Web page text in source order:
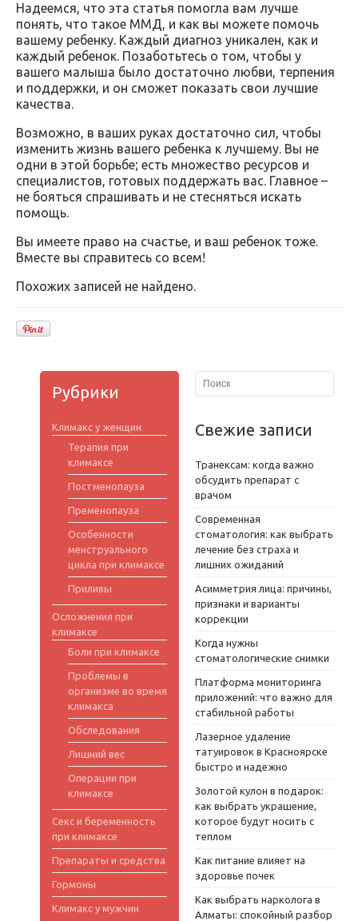
Надеемся, что эта статья помогла вам лучше
понять, что такое ММД, и как вы можете помочь
вашему ребенку. Каждый диагноз уникален, как и
каждый ребенок. Позаботьтесь о том, чтобы у
вашего малыша было достаточно любви, терпения
и поддержки, и он сможет показать свои лучшие
качества.
Возможно, в ваших руках достаточно сил, чтобы
изменить жизнь вашего ребенка к лучшему. Вы не
одни в этой борьбе; есть множество ресурсов и
специалистов, готовых поддержать вас. Главное –
не бояться спрашивать и не стесняться искать
помощь.
Вы имеете право на счастье, и ваш ребенок тоже.
Вместе вы справитесь со всем!
Похожих записей не найдено.
Рубрики
Климакс у женщин
Терапия при
климаксе
Постменопауза
Пременопауза
Особенности
менструального
цикла при климаксе
Приливы
Осложнения при
климаксе
Боли при климаксе
Проблемы в
организме во время
климакса
Обследования
Лишний вес
Операции при
климаксе
Секс и беременность
при климаксе
Препараты и средства
Гормоны
Климакс у мужчин
Свежие записи
Транексам: когда важно
обсудить препарат с
врачом
Современная
стоматология: как выбрать
лечение без страха и
лишних ожиданий
Асимметрия лица: причины,
признаки и варианты
коррекции
Когда нужны
стоматологические снимки
Платформа мониторинга
приложений: что важно для
стабильной работы
Лазерное удаление
татуировок в Красноярске
быстро и надежно
Золотой кулон в подарок:
как выбрать украшение,
которое будут носить с
теплом
Как питание влияет на
здоровье почек
Как выбрать нарколога в
Алматы: спокойный разбор